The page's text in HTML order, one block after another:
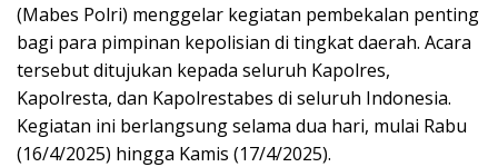
(Mabes Polri) menggelar kegiatan pembekalan penting
bagi para pimpinan kepolisian di tingkat daerah. Acara
tersebut ditujukan kepada seluruh Kapolres,
Kapolresta, dan Kapolrestabes di seluruh Indonesia.
Kegiatan ini berlangsung selama dua hari, mulai Rabu
(16/4/2025) hingga Kamis (17/4/2025).